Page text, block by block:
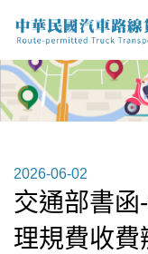
2026-06-02
交通部書函
理規費收費